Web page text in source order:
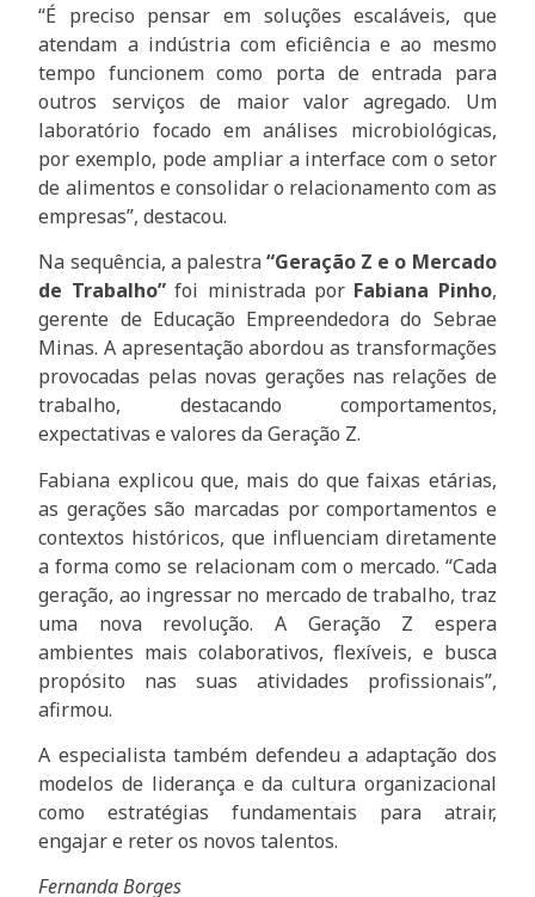
“É preciso pensar em soluções escaláveis, que
atendam a indústria com eficiência e ao mesmo
tempo funcionem como porta de entrada para
outros serviços de maior valor agregado. Um
laboratório focado em análises microbiológicas,
por exemplo, pode ampliar a interface com o setor
de alimentos e consolidar o relacionamento com as
empresas”, destacou.
Na sequência, a palestra“Geração Z e o Mercado
de Trabalho”foi ministrada por Fabiana Pinho,
gerente de Educação Empreendedora do Sebrae
Minas. A apresentação abordou as transformações
provocadas pelas novas gerações nas relações de
trabalho, destacando comportamentos,
expectativas e valores da Geração Z.
Fabiana explicou que, mais do que faixas etárias,
as gerações são marcadas por comportamentos e
contextos históricos, que influenciam diretamente
a forma como se relacionam com o mercado. “Cada
geração, ao ingressar no mercado de trabalho, traz
uma nova revolução. A Geração Z espera
ambientes mais colaborativos, flexíveis, e busca
propósito nas suas atividades profissionais”,
afirmou.
A especialista também defendeu a adaptação dos
modelos de liderança e da cultura organizacional
como estratégias fundamentais para atrair,
engajar e reter os novos talentos.
Fernanda Borges